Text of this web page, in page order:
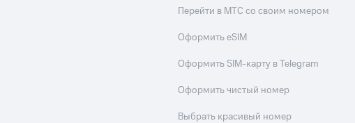
Перейти в МТС со своим номером
Оформить eSIM
Оформить SIM-карту в Telegram
Оформить чистый номер
Выбрать красивый номер